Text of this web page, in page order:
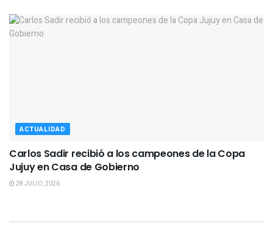
ACTUALIDAD
Carlos Sadir recibió a los campeones de la Copa
Jujuy en Casa de Gobierno
28 JULIO, 2026